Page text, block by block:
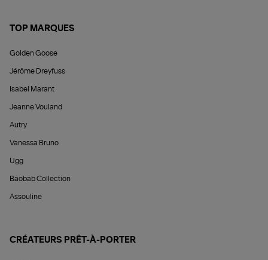
TOP MARQUES
Golden Goose
Jérôme Dreyfuss
Isabel Marant
Jeanne Vouland
Autry
Vanessa Bruno
Ugg
Baobab Collection
Assouline
CRÉATEURS PRÊT-À-PORTER